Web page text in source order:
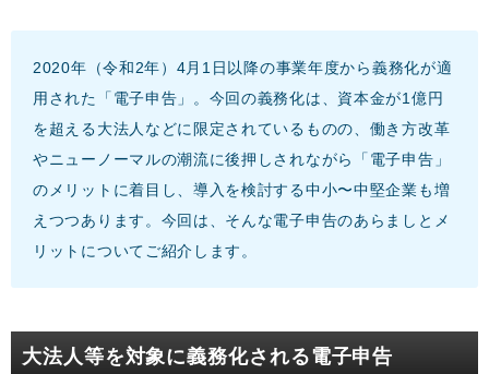
2020年（令和2年）4月1日以降の事業年度から義務化が適
用された「電子申告」。今回の義務化は、資本金が1億円
を超える大法人などに限定されているものの、働き方改革
やニューノーマルの潮流に後押しされながら「電子申告」
のメリットに着目し、導入を検討する中小〜中堅企業も増
えつつあります。今回は、そんな電子申告のあらましとメ
リットについてご紹介します。
大法人等を対象に義務化される電子申告